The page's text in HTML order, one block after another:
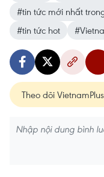
#tin tức mới nhất
#tin tức hot
Theo dõi VietnamPlus